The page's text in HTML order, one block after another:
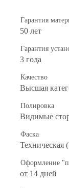
Гарантия
50 лет
Гарантия
3 года
Качество
Высшая
Полировка
Видимые
Фаска
Техническая
Оформление
от 14 дней